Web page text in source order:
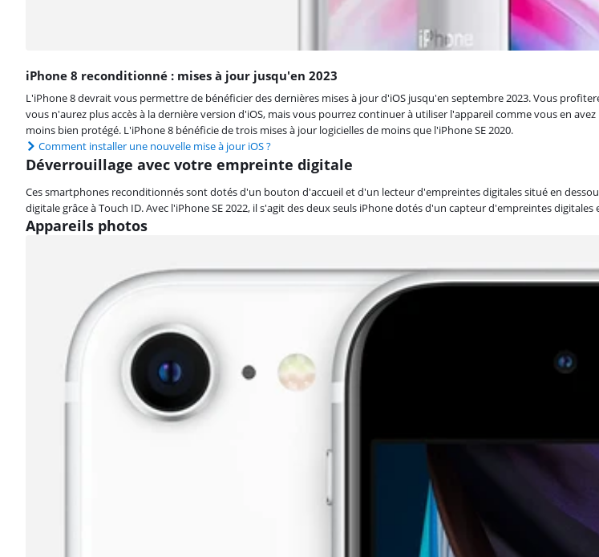
iPhone 8 reconditionné : mises à jour jusqu'en 2023
L'iPhone 8 devrait vous permettre de bénéficier des dernières mises à jour d'iOS jusqu'en septembre 2023. Vous
vous n'aurez plus accès à la dernière version d'iOS, mais vous pourrez continuer à utiliser l'appareil comme vous en
moins bien protégé. L'iPhone 8 bénéficie de trois mises à jour logicielles de moins que l'iPhone SE 2020.
Comment installer une nouvelle mise à jour iOS ?
Déverrouillage avec votre empreinte digitale
Ces smartphones reconditionnés sont dotés d'un bouton d'accueil et d'un lecteur d'empreintes digitales situé en
digitale grâce à Touch ID. Avec l'iPhone SE 2022, il s'agit des deux seuls iPhone dotés d'un capteur d'empreintes
Appareils photos